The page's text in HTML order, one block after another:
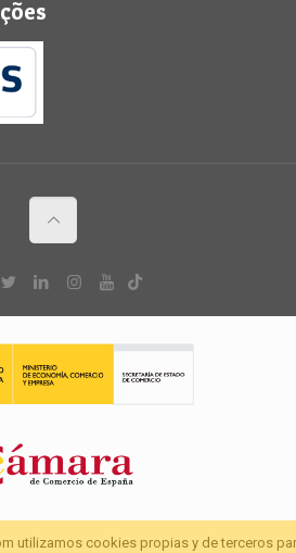
utilizamos cookies propias y de terceros